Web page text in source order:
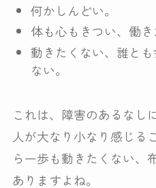
何かしんどい。
体も心もきつい、働き
動きたくない、誰と
ない。
これは、障害のあるなし
人が大なり小なり感じる
ら一歩も動きたくない、
ありますよね。